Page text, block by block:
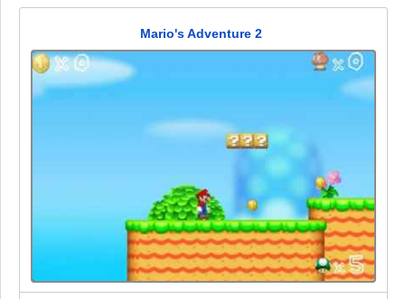
Mario's Adventure 2